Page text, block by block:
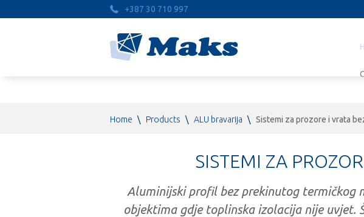
+387 30 710 997
Home \ Products \ ALU bravarija \ Sistemi za prozore i vrata
SISTEMI ZA
Aluminijski profil bez prekinutog termičkog
objektima gdje toplinska izolacija nije uvjet.